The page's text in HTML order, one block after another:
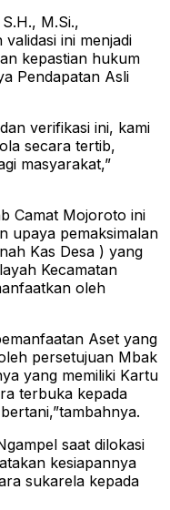
M.Si.,
ini menjadi
kepastian hukum
Pendapatan Asli
verifikasi ini, kami
secara tertib,
masyarakat,”
Camat Mojoroto ini
upaya pemaksimalan
Kas Desa ) yang
Kecamatan
oleh
Aset yang
persetujuan Mbak
yang memiliki Kartu
terbuka kepada
saat dilokasi
kesiapannya
sukarela kepada